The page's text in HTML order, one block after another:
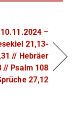
10.11.2024 –
21,13-
// Hebräer
// Psalm 108
27,12